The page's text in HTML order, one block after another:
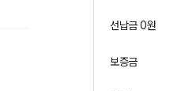
선납금 0원
보증금